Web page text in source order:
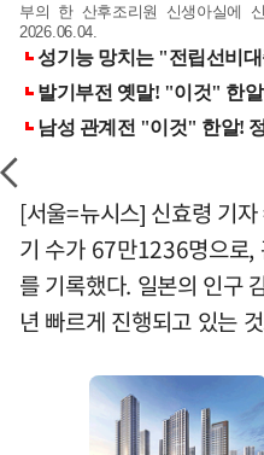
부의 한 산후조리원 신생아실에
2026.06.04.
[서울=뉴시스] 신효령 기
기 수가 67만1236명으로,
를 기록했다. 일본의 인구
년 빠르게 진행되고 있는